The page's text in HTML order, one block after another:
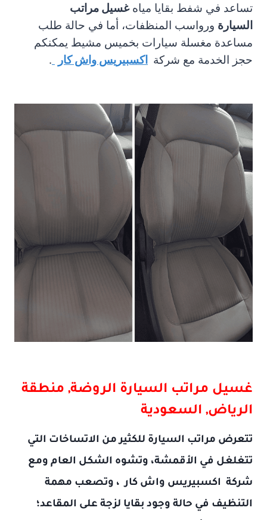
تساعد في شفط بقايا مياهغسيل مراتب
السيارة ورواسب المنظفات، أما في حالة طلب
مساعدة مغسلة سيارات بخميس مشيط يمكنكم
حجز الخدمة مع شركة
اكسبيريس واش كار .
غسيل مراتب السيارة الروضة, منطقة
الرياض, السعودية
تتعرض مراتب السيارة للكثير من الاتساخات التي
تتغلغل في الأقمشة، وتشوه الشكل العام ومع
شركة اكسبيريس واش كار ، وتصعب مهمة
التنظيف في حالة وجود بقايا لزجة على المقاعد؛